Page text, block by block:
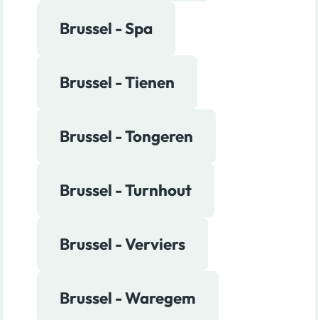
Brussel - Spa
Brussel - Tienen
Brussel - Tongeren
Brussel - Turnhout
Brussel - Verviers
Brussel - Waregem